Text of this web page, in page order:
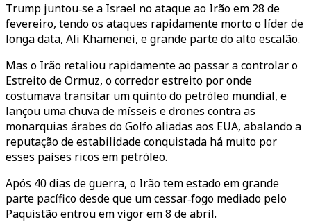
Trump juntou‑se a Israel no ataque ao Irão em 28 de
fevereiro, tendo os ataques rapidamente morto o líder de
longa data, Ali Khamenei, e grande parte do alto escalão.
Mas o Irão retaliou rapidamente ao passar a controlar o
Estreito de Ormuz, o corredor estreito por onde
costumava transitar um quinto do petróleo mundial, e
lançou uma chuva de mísseis e drones contra as
monarquias árabes do Golfo aliadas aos EUA, abalando a
reputação de estabilidade conquistada há muito por
esses países ricos em petróleo.
Após 40 dias de guerra, o Irão tem estado em grande
parte pacífico desde que um cessar‑fogo mediado pelo
Paquistão entrou em vigor em 8 de abril.